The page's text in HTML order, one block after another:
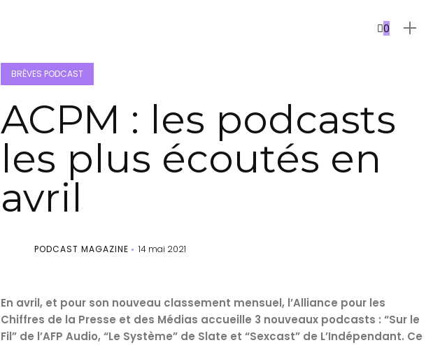
0
BRÈVES PODCAST
ACPM : les podcasts
les plus écoutés en
avril
PODCAST MAGAZINE 14 mai 2021
En avril, et pour son nouveau classement mensuel, l’Alliance pour les
Chiffres de la Presse et des Médias accueille 3 nouveaux podcasts : “Sur le
Fil” de l’AFP Audio, “Le Système” de Slate et “Sexcast” de L’Indépendant. Ce